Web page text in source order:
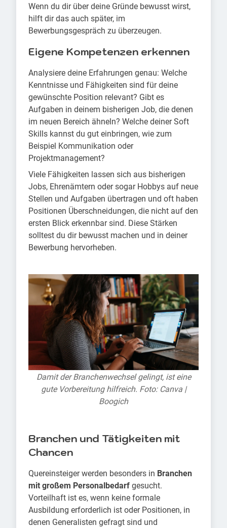
Wenn du dir über deine Gründe bewusst wirst,
hilft dir das auch später, im
Bewerbungsgespräch zu überzeugen.
Eigene Kompetenzen erkennen
Analysiere deine Erfahrungen genau: Welche
Kenntnisse und Fähigkeiten sind für deine
gewünschte Position relevant? Gibt es
Aufgaben in deinem bisherigen Job, die denen
im neuen Bereich ähneln? Welche deiner Soft
Skills kannst du gut einbringen, wie zum
Beispiel Kommunikation oder
Projektmanagement?
Viele Fähigkeiten lassen sich aus bisherigen
Jobs, Ehrenämtern oder sogar Hobbys auf neue
Stellen und Aufgaben übertragen und oft haben
Positionen Überschneidungen, die nicht auf den
ersten Blick erkennbar sind. Diese Stärken
solltest du dir bewusst machen und in deiner
Bewerbung hervorheben.
Damit der Branchenwechsel gelingt, ist eine
gute Vorbereitung hilfreich. Foto: Canva |
Boogich
Branchen und Tätigkeiten mit
Chancen
Quereinsteiger werden besonders in Branchen
mit großem Personalbedarf gesucht.
Vorteilhaft ist es, wenn keine formale
Ausbildung erforderlich ist oder Positionen, in
denen Generalisten gefragt sind und